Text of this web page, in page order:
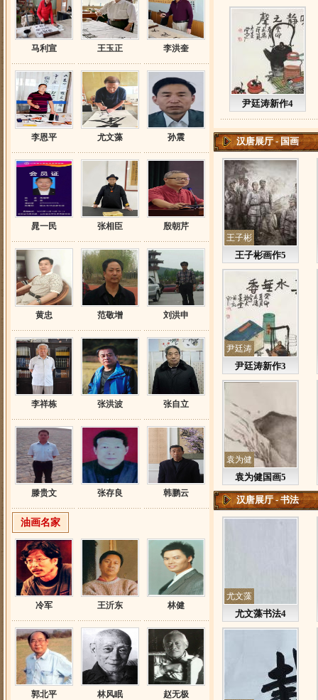
马利宣 王玉正 李洪奎
李恩平 尤文藻 孙震
晁一民 张相臣 殷朝芹
黄忠 范敬增 刘洪申
李祥栋 张洪波 张自立
滕贵文 张存良 韩鹏云
油画名家
冷军 王沂东 林健
郭北平 林风眠 赵无极
尹廷涛新作4
汉唐展厅 - 国画
王子彬
王子彬画作5
尹廷涛
尹廷涛新作3
袁为健
袁为健国画5
汉唐展厅 - 书法
尤文藻
尤文藻书法4